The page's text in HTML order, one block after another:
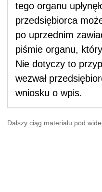
tego organu
przedsiębiorca
po uprzednim
piśmie organu,
Nie dotyczy to
wezwał
wniosku o wpis.
Dalszy ciąg materiału pod